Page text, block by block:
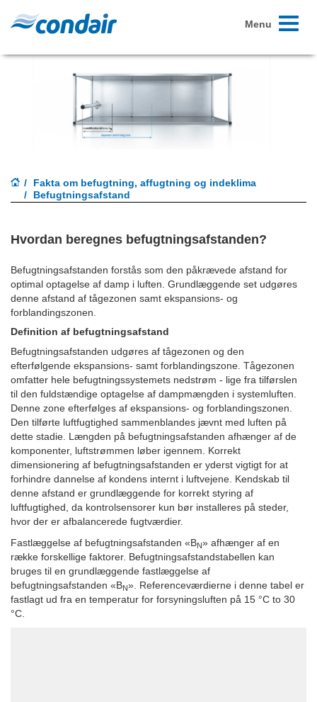
Toggle
Menu
Fakta om befugtning, affugtning og indeklima
Befugtningsafstand
Hvordan beregnes befugtningsafstanden?
Befugtningsafstanden forstås som den påkrævede afstand for
optimal optagelse af damp i luften. Grundlæggende set udgøres
denne afstand af tågezonen samt ekspansions- og
forblandingszonen.
Definition af befugtningsafstand
Befugtningsafstanden udgøres af tågezonen og den
efterfølgende ekspansions- samt forblandingszone. Tågezonen
omfatter hele befugtningssystemets nedstrøm - lige fra tilførslen
til den fuldstændige optagelse af dampmængden i systemluften.
Denne zone efterfølges af ekspansions- og forblandingszonen.
Den tilførte luftfugtighed sammenblandes jævnt med luften på
dette stadie. Længden på befugtningsafstanden afhænger af de
komponenter, luftstrømmen løber igennem. Korrekt
dimensionering af befugtningsafstanden er yderst vigtigt for at
forhindre dannelse af kondens internt i luftvejene. Kendskab til
denne afstand er grundlæggende for korrekt styring af
luftfugtighed, da kontrolsensorer kun bør installeres på steder,
hvor der er afbalancerede fugtværdier.
Fastlæggelse af befugtningsafstanden «BN» afhænger af en
række forskellige faktorer. Befugtningsafstandstabellen kan
bruges til en grundlæggende fastlæggelse af
befugtningsafstanden «BN». Referenceværdierne i denne tabel er
fastlagt ud fra en temperatur for forsyningsluften på 15 °C to 30
°C.